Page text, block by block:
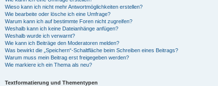
Wieso kann ich nicht mehr Antwortmöglichkeiten erstellen?
Wie bearbeite oder lösche ich eine Umfrage?
Warum kann ich auf bestimmte Foren nicht zugreifen?
Weshalb kann ich keine Dateianhänge anfügen?
Weshalb wurde ich verwarnt?
Wie kann ich Beiträge den Moderatoren melden?
Was bewirkt die „Speichern“-Schaltfläche beim Schreiben eines Beitrags?
Warum muss mein Beitrag erst freigegeben werden?
Wie markiere ich ein Thema als neu?
Textformatierung und Thementypen